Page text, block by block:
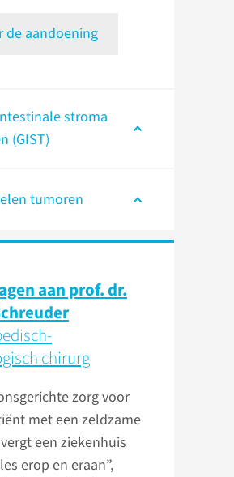
de aandoening
stroma
(GIST)
tumoren
aan prof. dr.
chirurg
zorg voor
met een zeldzame
een ziekenhuis
erop en eraan”,